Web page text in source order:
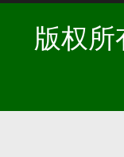
版权